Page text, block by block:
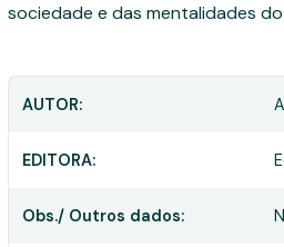
sociedade e das mentalidades do
AUTOR:
EDITORA:
Obs./ Outros dados: